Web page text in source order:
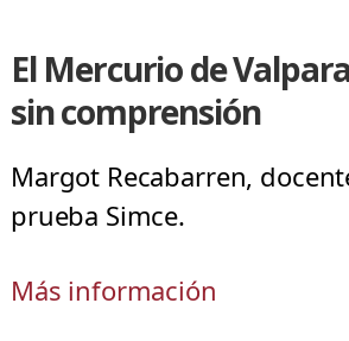
El Mercurio de
sin comprensión
Margot Recabarren,
prueba Simce.
Más información